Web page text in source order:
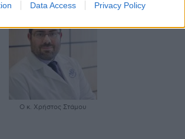
Data Access Privacy Policy
Ο κ. Χρήστος Στάμου